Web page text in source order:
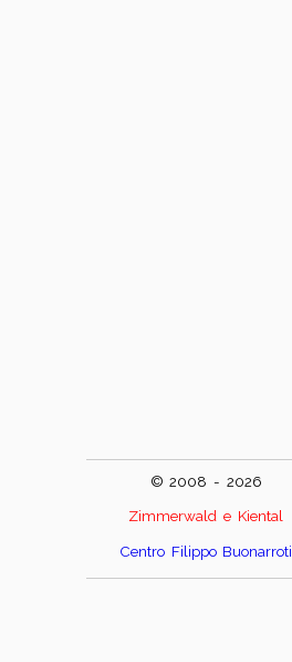
© 2008 - 2026
Zimmerwald e Kiental
Centro Filippo Buonarroti